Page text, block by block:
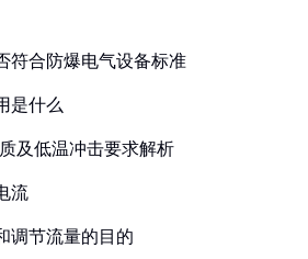
符合防爆电气设备标准
是什么
及低温冲击要求解析
流
调节流量的目的